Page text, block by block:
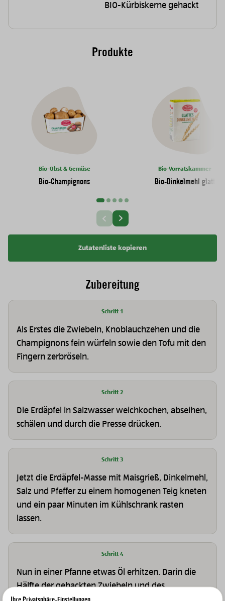
BIO-Kürbiskerne gehackt
Produkte
Bio-Obst & Gemüse
Bio-Champignons
Bio-Vorratskammer
Bio-Dinkelmehl glatt
Vorherige Slide
Nächste Slide
Zutatenliste kopieren
Zubereitung
Schritt 1
Als Erstes die Zwiebeln, Knoblauchzehen und die
Champignons fein würfeln sowie den Tofu mit den
Fingern zerbröseln.
Schritt 2
Die Erdäpfel in Salzwasser weichkochen, abseihen,
schälen und durch die Presse drücken.
Schritt 3
Jetzt die Erdäpfel-Masse mit Maisgrieß, Dinkelmehl,
Salz und Pfeffer zu einem homogenen Teig kneten
und ein paar Minuten im Kühlschrank rasten
lassen.
Schritt 4
Nun in einer Pfanne etwas Öl erhitzen. Darin die
Hälfte der gehackten Zwiebeln und des
Ihre Privatsphäre-Einstellungen